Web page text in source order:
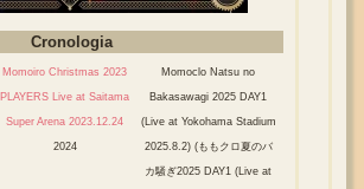
Cronologia
Momoiro Christmas 2023
PLAYERS Live at Saitama
Super Arena 2023.12.24
2024
Momoclo Natsu no
Bakasawagi 2025 DAY1
(Live at Yokohama Stadium
2025.8.2) (ももクロ夏のバ
カ騒ぎ2025 DAY1 (Live at